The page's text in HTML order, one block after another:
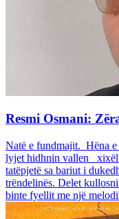
Resmi Osmani:
Natë e fundmajit. Hëna e
lyjet hidhnin vallen
tatëpjetë sa bariut i
trëndelinës. Delet
binte fyellit me një